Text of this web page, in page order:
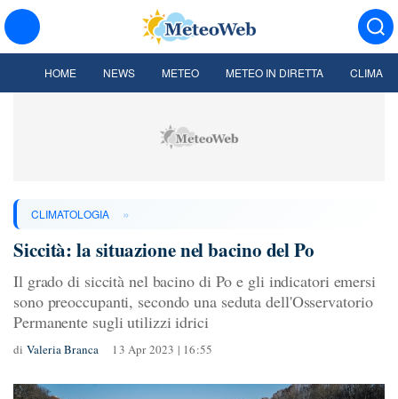
HOME NEWS METEO METEO IN DIRETTA CLIMA
CLIMATOLOGIA »
Siccità: la situazione nel bacino del Po
Il grado di siccità nel bacino di Po e gli indicatori emersi
sono preoccupanti, secondo una seduta dell'Osservatorio
Permanente sugli utilizzi idrici
di Valeria Branca 13 Apr 2023 | 16:55